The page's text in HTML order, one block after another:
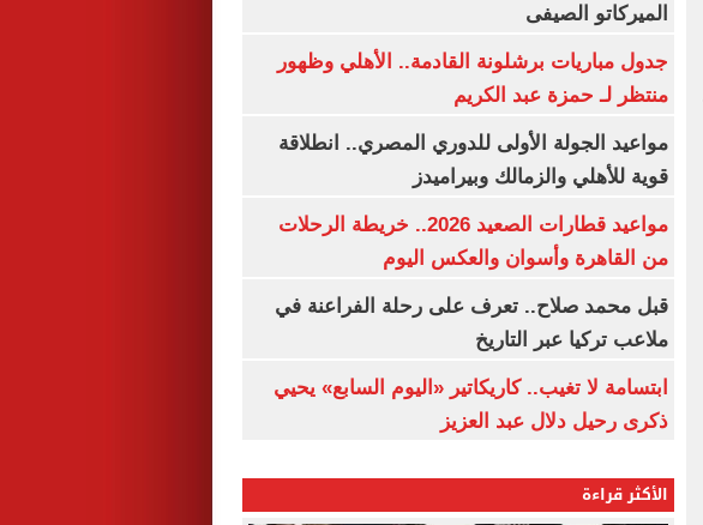
الميركاتو الصيفى
جدول مباريات برشلونة القادمة.. الأهلي وظهور
منتظر لـ حمزة عبد الكريم
مواعيد الجولة الأولى للدوري المصري.. انطلاقة
قوية للأهلي والزمالك وبيراميدز
مواعيد قطارات الصعيد 2026.. خريطة الرحلات
من القاهرة وأسوان والعكس اليوم
قبل محمد صلاح.. تعرف على رحلة الفراعنة في
ملاعب تركيا عبر التاريخ
ابتسامة لا تغيب.. كاريكاتير «اليوم السابع» يحيي
ذكرى رحيل دلال عبد العزيز
الأكثر قراءة